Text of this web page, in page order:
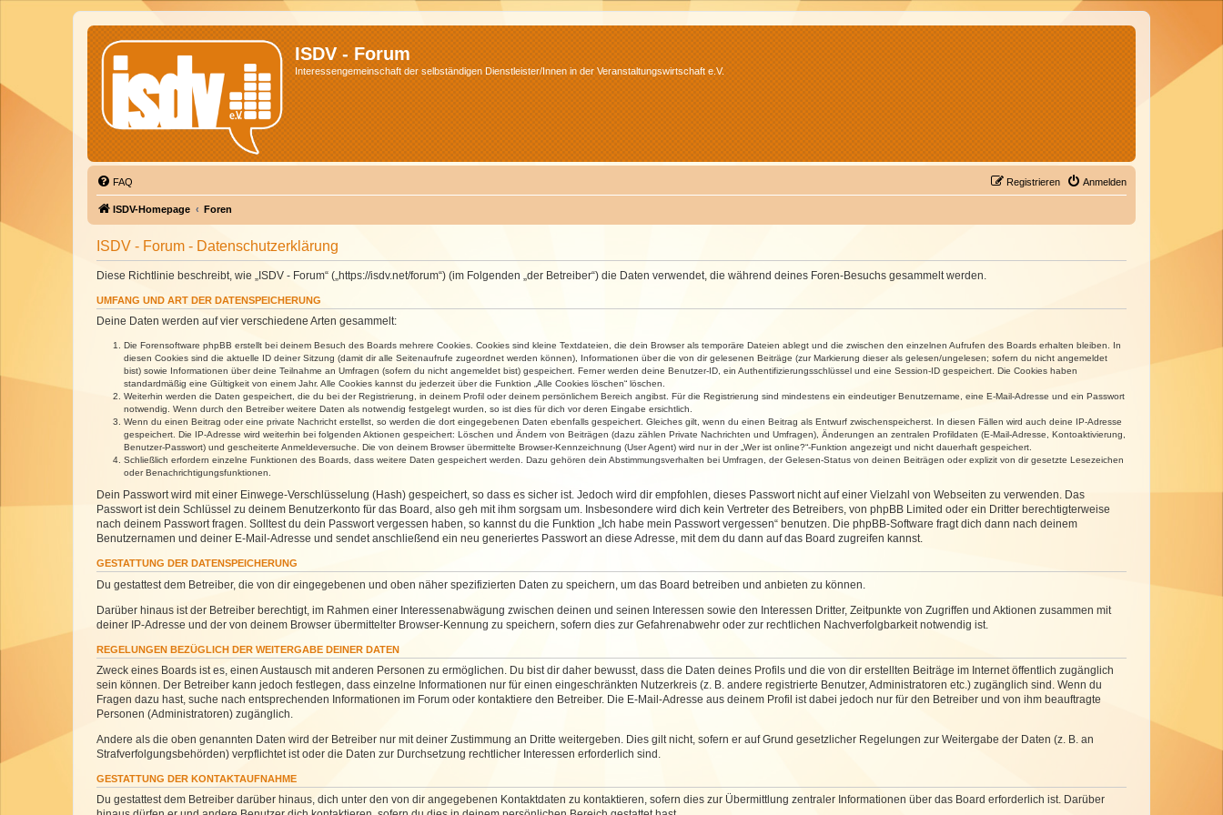
ISDV - Forum
Interessengemeinschaft der selbständigen Dienstleister/Innen in der Veranstaltungswirtschaft e.V.
FAQ Anmelden
Registrieren
ISDV-Homepage Foren
ISDV - Forum - Datenschutzerklärung
Diese Richtlinie beschreibt, wie „ISDV - Forum“ („https://isdv.net/forum“) (im Folgenden „der Betreiber“) die Daten verwendet, die während deines Foren-Besuchs gesammelt werden.
UMFANG UND ART DER DATENSPEICHERUNG
Deine Daten werden auf vier verschiedene Arten gesammelt:
Die Forensoftware phpBB erstellt bei deinem Besuch des Boards mehrere Cookies. Cookies sind kleine Textdateien, die dein Browser als temporäre Dateien ablegt und die zwischen den einzelnen Aufrufen des Boards erhalten bleiben. In
diesen Cookies sind die aktuelle ID deiner Sitzung (damit dir alle Seitenaufrufe zugeordnet werden können), Informationen über die von dir gelesenen Beiträge (zur Markierung dieser als gelesen/ungelesen; sofern du nicht angemeldet
bist) sowie Informationen über deine Teilnahme an Umfragen (sofern du nicht angemeldet bist) gespeichert. Ferner werden deine Benutzer-ID, ein Authentifizierungsschlüssel und eine Session-ID gespeichert. Die Cookies haben
standardmäßig eine Gültigkeit von einem Jahr. Alle Cookies kannst du jederzeit über die Funktion „Alle Cookies löschen“ löschen.
Weiterhin werden die Daten gespeichert, die du bei der Registrierung, in deinem Profil oder deinem persönlichem Bereich angibst. Für die Registrierung sind mindestens ein eindeutiger Benutzername, eine E-Mail-Adresse und ein Passwort
notwendig. Wenn durch den Betreiber weitere Daten als notwendig festgelegt wurden, so ist dies für dich vor deren Eingabe ersichtlich.
Wenn du einen Beitrag oder eine private Nachricht erstellst, so werden die dort eingegebenen Daten ebenfalls gespeichert. Gleiches gilt, wenn du einen Beitrag als Entwurf zwischenspeicherst. In diesen Fällen wird auch deine IP-Adresse
gespeichert. Die IP-Adresse wird weiterhin bei folgenden Aktionen gespeichert: Löschen und Ändern von Beiträgen (dazu zählen Private Nachrichten und Umfragen), Änderungen an zentralen Profildaten (E-Mail-Adresse, Kontoaktivierung,
Benutzer-Passwort) und gescheiterte Anmeldeversuche. Die von deinem Browser übermittelte Browser-Kennzeichnung (User Agent) wird nur in der „Wer ist online?“-Funktion angezeigt und nicht dauerhaft gespeichert.
Schließlich erfordern einzelne Funktionen des Boards, dass weitere Daten gespeichert werden. Dazu gehören dein Abstimmungsverhalten bei Umfragen, der Gelesen-Status von deinen Beiträgen oder explizit von dir gesetzte Lesezeichen
oder Benachrichtigungsfunktionen.
Dein Passwort wird mit einer Einwege-Verschlüsselung (Hash) gespeichert, so dass es sicher ist. Jedoch wird dir empfohlen, dieses Passwort nicht auf einer Vielzahl von Webseiten zu verwenden. Das
Passwort ist dein Schlüssel zu deinem Benutzerkonto für das Board, also geh mit ihm sorgsam um. Insbesondere wird dich kein Vertreter des Betreibers, von phpBB Limited oder ein Dritter berechtigterweise
nach deinem Passwort fragen. Solltest du dein Passwort vergessen haben, so kannst du die Funktion „Ich habe mein Passwort vergessen“ benutzen. Die phpBB-Software fragt dich dann nach deinem
Benutzernamen und deiner E-Mail-Adresse und sendet anschließend ein neu generiertes Passwort an diese Adresse, mit dem du dann auf das Board zugreifen kannst.
GESTATTUNG DER DATENSPEICHERUNG
Du gestattest dem Betreiber, die von dir eingegebenen und oben näher spezifizierten Daten zu speichern, um das Board betreiben und anbieten zu können.
Darüber hinaus ist der Betreiber berechtigt, im Rahmen einer Interessenabwägung zwischen deinen und seinen Interessen sowie den Interessen Dritter, Zeitpunkte von Zugriffen und Aktionen zusammen mit
deiner IP-Adresse und der von deinem Browser übermittelter Browser-Kennung zu speichern, sofern dies zur Gefahrenabwehr oder zur rechtlichen Nachverfolgbarkeit notwendig ist.
REGELUNGEN BEZÜGLICH DER WEITERGABE DEINER DATEN
Zweck eines Boards ist es, einen Austausch mit anderen Personen zu ermöglichen. Du bist dir daher bewusst, dass die Daten deines Profils und die von dir erstellten Beiträge im Internet öffentlich zugänglich
sein können. Der Betreiber kann jedoch festlegen, dass einzelne Informationen nur für einen eingeschränkten Nutzerkreis (z. B. andere registrierte Benutzer, Administratoren etc.) zugänglich sind. Wenn du
Fragen dazu hast, suche nach entsprechenden Informationen im Forum oder kontaktiere den Betreiber. Die E-Mail-Adresse aus deinem Profil ist dabei jedoch nur für den Betreiber und von ihm beauftragte
Personen (Administratoren) zugänglich.
Andere als die oben genannten Daten wird der Betreiber nur mit deiner Zustimmung an Dritte weitergeben. Dies gilt nicht, sofern er auf Grund gesetzlicher Regelungen zur Weitergabe der Daten (z. B. an
Strafverfolgungsbehörden) verpflichtet ist oder die Daten zur Durchsetzung rechtlicher Interessen erforderlich sind.
GESTATTUNG DER KONTAKTAUFNAHME
Du gestattest dem Betreiber darüber hinaus, dich unter den von dir angegebenen Kontaktdaten zu kontaktieren, sofern dies zur Übermittlung zentraler Informationen über das Board erforderlich ist. Darüber